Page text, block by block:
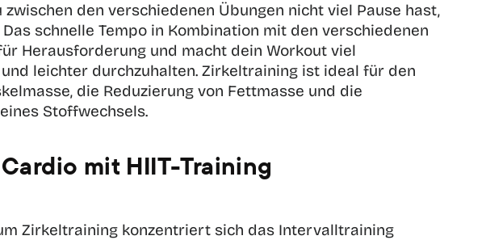
zwischen den verschiedenen Übungen nicht viel Pause hast,
schnelle Tempo in Kombination mit den verschiedenen
Herausforderung und macht dein Workout viel
leichter durchzuhalten. Zirkeltraining ist ideal für den
die Reduzierung von Fettmasse und die
Stoffwechsels.
mit HIIT-Training
Zirkeltraining konzentriert sich das Intervalltraining